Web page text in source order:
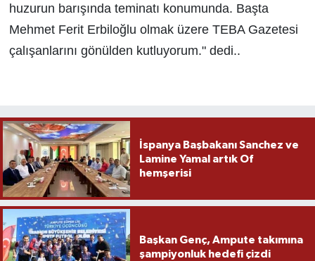
huzurun barışında teminatı konumunda. Başta
Mehmet Ferit Erbiloğlu olmak üzere TEBA Gazetesi
çalışanlarını gönülden kutluyorum." dedi..
İspanya Başbakanı Sanchez ve
Lamine Yamal artık Of
hemşerisi
Başkan Genç, Ampute takımına
şampiyonluk hedefi çizdi